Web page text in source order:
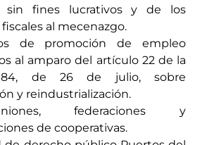
sin fines lucrativos y de los
al mecenazgo.
de promoción de empleo
al amparo del artículo 22 de la
de 26 de julio, sobre
y reindustrialización.
federaciones y
de cooperativas.